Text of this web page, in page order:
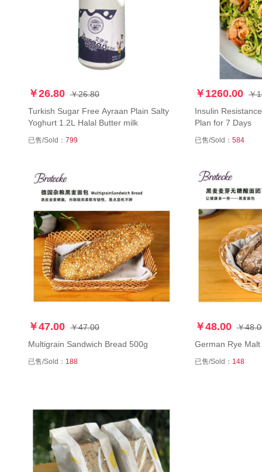
￥26.80 ￥26.80
Turkish Sugar Free Ayraan Plain Salty
Yoghurt 1.2L Halal Butter milk
已售/Sold： 799
￥1260.00 ￥
Insulin
Plan for 7 Days
已售/Sold： 584
￥47.00 ￥47.00
Multigrain Sandwich Bread 500g
已售/Sold： 188
￥48.00 ￥
German Rye
已售/Sold： 148